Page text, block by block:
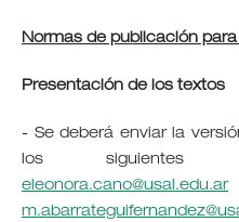
Normas de publicación
Presentación de los textos
- Se deberá enviar la
los siguientes
eleonora.cano@usal.edu.ar